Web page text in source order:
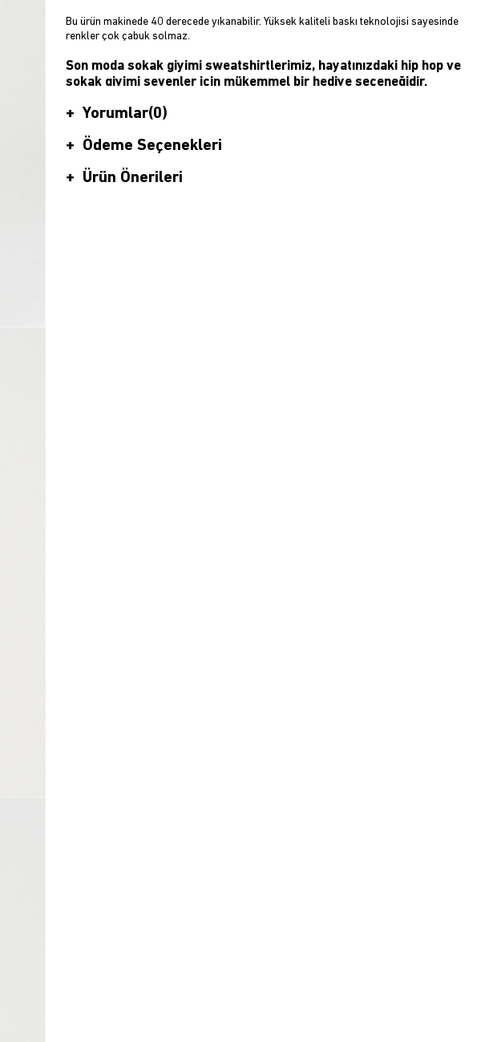
Bu ürün makinede 40 derecede yıkanabilir. Yüksek kaliteli baskı teknolojisi sayesinde
renkler çok çabuk solmaz.
Son moda sokak giyimi sweatshirtlerimiz, hayatınızdaki hip hop ve
sokak giyimi sevenler için mükemmel bir hediye seçeneğidir.
BOYUT:S-XXL (Ayrıntılar için lütfen beden tablosuna bakın!)
Trendiz en son sokak modasını evinize getiriyor! Kaliteli sokak giyimi kapüşonluları
sadece bir tık uzağınızda. Sokak giyimine önem veren ve onu herkes için erişilebilir
kılan tutkulu insanlardan oluşan bir ekibiz.
Yıllardır kaliteli moda ürünleri üretiyoruz ve onları bu platformda izleyicilerle
Yorumlar(0)
Ödeme Seçenekleri
Ürün Önerileri